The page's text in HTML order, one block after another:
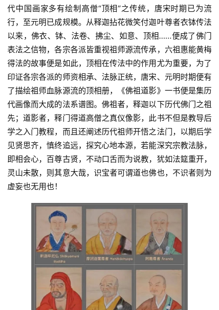
代中国画家多有绘制高僧“顶相”之传统，唐宋时期已为流
行，至元明已成规模。从释迦拈花微笑付迦叶尊者衣钵传法
以来，佛衣、钵、法卷、拂尘、如意、顶相……便成了佛门
表法之信物，各宗各派皆重视祖师源流传承，六祖惠能黄梅
得法的故事便是如此，顶相在传法中的作用尤为重要，为了
印证各宗各派的师资相承、法脉正统，唐宋、元明时期便有
了描绘祖师血脉源流的顶相册，《佛祖道影》一书便是集历
代画像而大成的法系谱图。佛祖者，释迦以下历代佛门之祖
先；道影者，释门得道高僧之真仪像影，此书不但是教导后
学之入门教程，而且还阐述历代祖师开悟之法门，以期后学
见贤思齐，慎终追远，探究心地本源，若能深究宗教法脉，
即相会心，百尊古贤，不动口舌而为说教，犹如法筵重开，
灵山未散，则其意大哉，识宝者可谓道也佛也，不识者则为
虚妄也无用也！